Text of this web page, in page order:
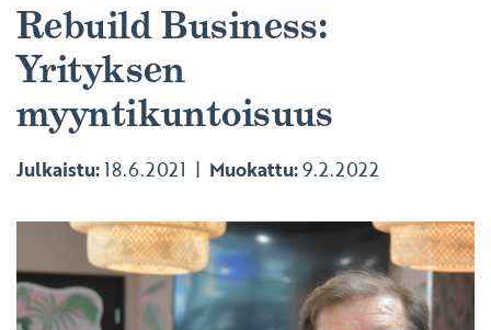
Rebuild Business:
Yrityksen
myyntikuntoisuus
Julkaistu:18.6.2021 Muokattu:9.2.2022